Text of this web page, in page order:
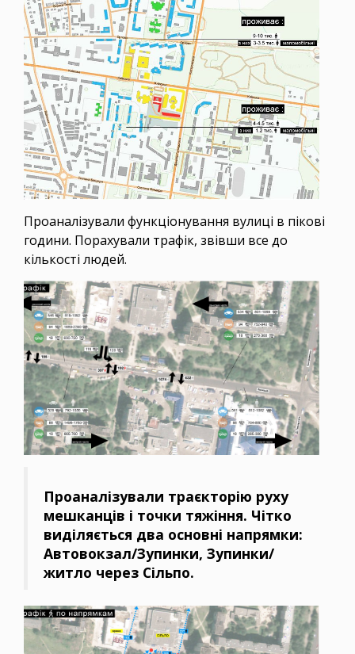
Проаналізували функціонування вулиці в пікові
години. Порахували трафік, звівши все до
кількості людей.
Проаналізували траєкторію руху
мешканців і точки тяжіння. Чітко
виділяється два основні напрямки:
Автовокзал/Зупинки, Зупинки/
житло через Сільпо.